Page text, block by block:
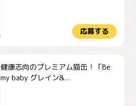
応募する
健康志向のプレミアム猫缶！「Be
my baby グレイン&...